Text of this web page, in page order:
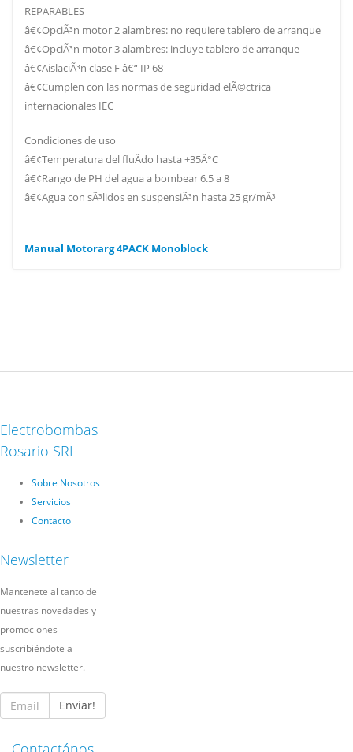
REPARABLES
â€¢OpciÃ³n motor 2 alambres: no requiere tablero de arranque
â€¢OpciÃ³n motor 3 alambres: incluye tablero de arranque
â€¢AislaciÃ³n clase F â€“ IP 68
â€¢Cumplen con las normas de seguridad elÃ©ctrica
internacionales IEC
Condiciones de uso
â€¢Temperatura del fluÃ­do hasta +35Â°C
â€¢Rango de PH del agua a bombear 6.5 a 8
â€¢Agua con sÃ³lidos en suspensiÃ³n hasta 25 gr/mÂ³
Manual Motorarg 4PACK Monoblock
Electrobombas
Rosario SRL
Sobre Nosotros
Servicios
Contacto
Newsletter
Mantenete al tanto de
nuestras novedades y
promociones
suscribiéndote a
nuestro newsletter.
Enviar!